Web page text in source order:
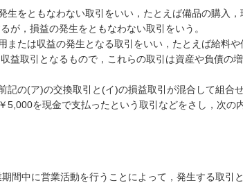
生をともなわない取引をいい，たとえば備品の購入
が，損益の発生をともなわない取引をいう。
または収益の発生となる取引をいい，たとえば給料
益取引となるもので，これらの取引は資産や負債の
記の(ア)の交換取引と(イ)の損益取引が混合して組合
5,000を現金で支払ったという取引などをさし，次の
間中に営業活動を行うことによって，発生する取引